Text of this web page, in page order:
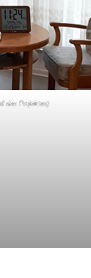
des Projektes)